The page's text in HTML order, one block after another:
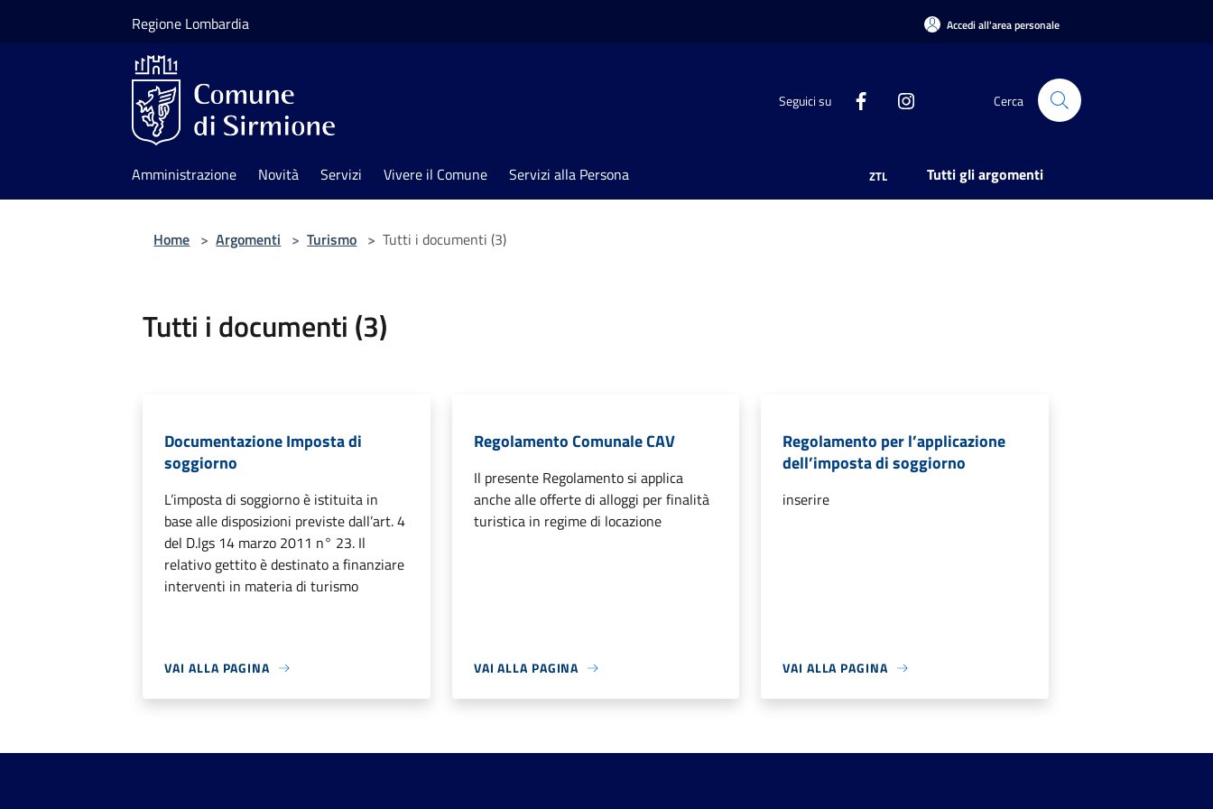
Regione Lombardia Accedi all'area personale
Seguici su Cerca
Amministrazione Novità Servizi Vivere il Comune Servizi alla Persona ZTL Tutti gli argomenti
Home > Argomenti > Turismo > Tutti i documenti (3)
Tutti i documenti (3)
Documentazione Imposta di
soggiorno
L’imposta di soggiorno è istituita in
base alle disposizioni previste dall’art. 4
del D.lgs 14 marzo 2011 n° 23. Il
relativo gettito è destinato a finanziare
interventi in materia di turismo
VAI ALLA PAGINA
Regolamento Comunale CAV
Il presente Regolamento si applica
anche alle offerte di alloggi per finalità
turistica in regime di locazione
VAI ALLA PAGINA
Regolamento per l’applicazione
dell’imposta di soggiorno
inserire
VAI ALLA PAGINA